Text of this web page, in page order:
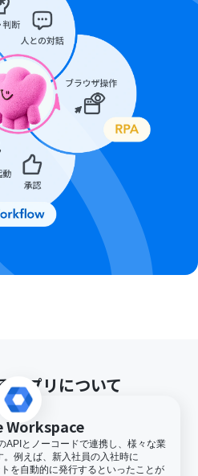
アプリについて
Workspace
APIとノーコードで連携し、様々な業
例えば、新入社員の入社時に
を自動的に発行するといったことが